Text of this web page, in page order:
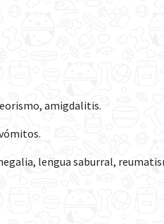
amigdalitis.
lengua saburral,